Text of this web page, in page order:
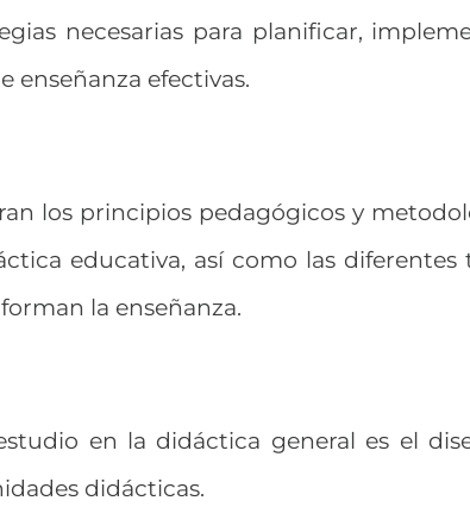
necesarias para planificar,
enseñanza efectivas.
los principios pedagógicos y
educativa, así como las diferentes
la enseñanza.
en la didáctica general es el
didácticas.